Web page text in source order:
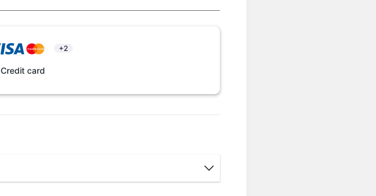
+2
Credit card